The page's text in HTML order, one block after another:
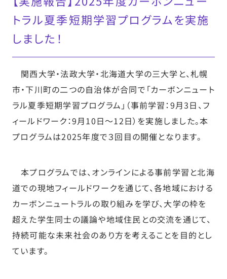
トラル夏季短期学習プログラムを実施
しました！
関西大学・法政大学・北海道大学の三大学と、札幌
市・下川町の二つの自治体が合同で「カーボンニュート
ラル夏季短期学習プログラム」（事前学習：9月3日、フ
ィールドワーク：9月10日～12日）を実施しました。本
プログラムは2025年度で３回目の開催となります。
本プログラムでは、オンラインによる事前学習と北海
道での現地フィールドワークを通じて、各地域における
カーボンニュートラルの取り組みを学び、大学の枠を
超えた学生同士の議論や地域住民との交流を通じて、
持続可能な未来社会のあり方を考えることを目的とし
ています。